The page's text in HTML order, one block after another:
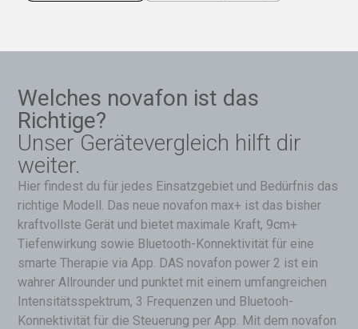
Welches novafon ist das
Richtige?
Unser Gerätevergleich hilft dir
weiter.
Hier findest du für jedes Einsatzgebiet und Bedürfnis das
richtige Modell. Das neue novafon max+ ist das bisher
kraftvollste Gerät und bietet maximale Kraft, 9cm+
Tiefenwirkung sowie Bluetooth-Konnektivität für eine
smarte Therapie via App. DAS novafon power 2 ist ein
wahrer Allrounder und punktet mit einem umfangreichen
Intensitätsspektrum, 3 Frequenzen und Bluetooh-
Konnektivität für die Steuerung per App. Mit dem novafon